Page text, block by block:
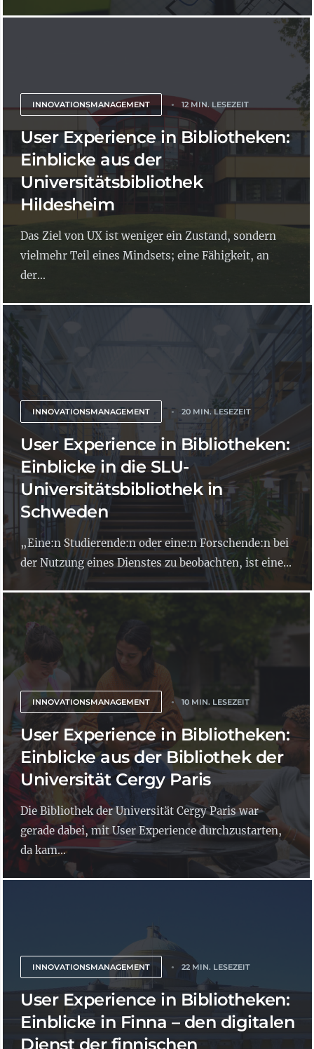
INNOVATIONSMANAGEMENT 12 MIN. LESEZEIT
User Experience in Bibliotheken:
Einblicke aus der
Universitätsbibliothek
Hildesheim
Das Ziel von UX ist weniger ein Zustand, sondern
vielmehr Teil eines Mindsets; eine Fähigkeit, an
der...
INNOVATIONSMANAGEMENT 20 MIN. LESEZEIT
User Experience in Bibliotheken:
Einblicke in die SLU-
Universitätsbibliothek in
Schweden
„Eine:n Studierende:n oder eine:n Forschende:n bei
der Nutzung eines Dienstes zu beobachten, ist eine...
INNOVATIONSMANAGEMENT 10 MIN. LESEZEIT
User Experience in Bibliotheken:
Einblicke aus der Bibliothek der
Universität Cergy Paris
Die Bibliothek der Universität Cergy Paris war
gerade dabei, mit User Experience durchzustarten,
da kam...
INNOVATIONSMANAGEMENT 22 MIN. LESEZEIT
User Experience in Bibliotheken:
Einblicke in Finna – den digitalen
Dienst der finnischen